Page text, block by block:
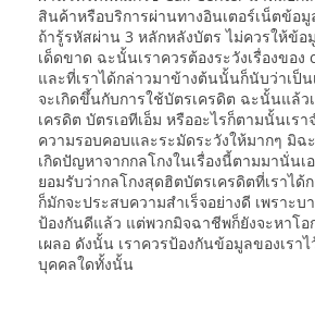
สินค้าหรือบริการผ่านทางอินเตอร์เน็ตข้อมู
ถ้ารู้รหัสผ่าน 3 หลักหลังบัตร ไม่ควรให้ข้
เด็ดขาด ฉะนั้นเราควรต้องระวังเรื่องของ
และที่เราได้กล่าวมาข้างต้นนั้นก็นับว่าเป็น
จะเกิดขึ้นกับการใช้บัตรเครดิต ฉะนั้นแล้ว
เครดิต บัตรเอทีเอ็ม หรืออะไรก็ตามนั้นเร
ความรอบคอบและระมัดระวังให้มากๆ มิฉ
เกิดปัญหาจากกลโกงในเรื่องนี้ตามมานั่นเ
ยอมรับว่ากลโกงสุดฮิตบัตรเครดิตที่เราไ
ก็มักจะประสบความสำเร็จอย่างดี เพราะบ
ป้องกันดีแล้ว แต่พวกมิจฉาชีพก็ยังจะหาโอ
เผลอ ดังนั้น เราควรป้องกันข้อมูลของเราไ
บุคคลใดทั้งนั้น